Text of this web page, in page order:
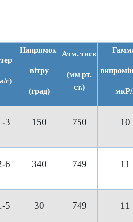
с)
Напрямок
вітру
(град)
Атм. тиск
(мм рт.
ст.)
мкР/
3 150 750 10
6 340 749 11
5 30 749 11